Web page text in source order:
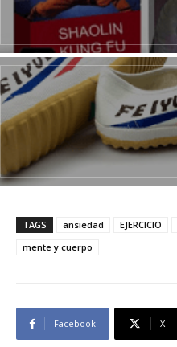
TAGS ansiedad EJERCICIO
mente y cuerpo
Facebook X